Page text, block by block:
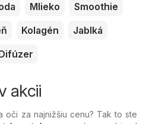
Mlieko
Smoothie
Kolagén
Jablká
akcii
oči za najnižšiu cenu? Tak to ste